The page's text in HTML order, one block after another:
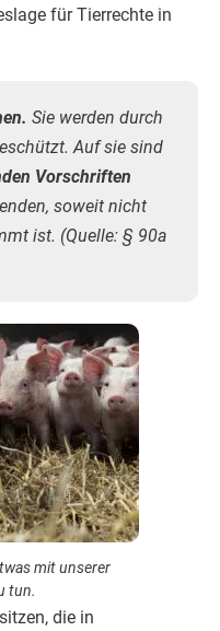
für Tierrechte in
Sie werden durch
Auf sie sind
Vorschriften
soweit nicht
ist. (Quelle: § 90a
mit unserer
tun.
die in